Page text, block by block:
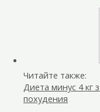
Читайте также:
Диета минус 4 кг
похудения